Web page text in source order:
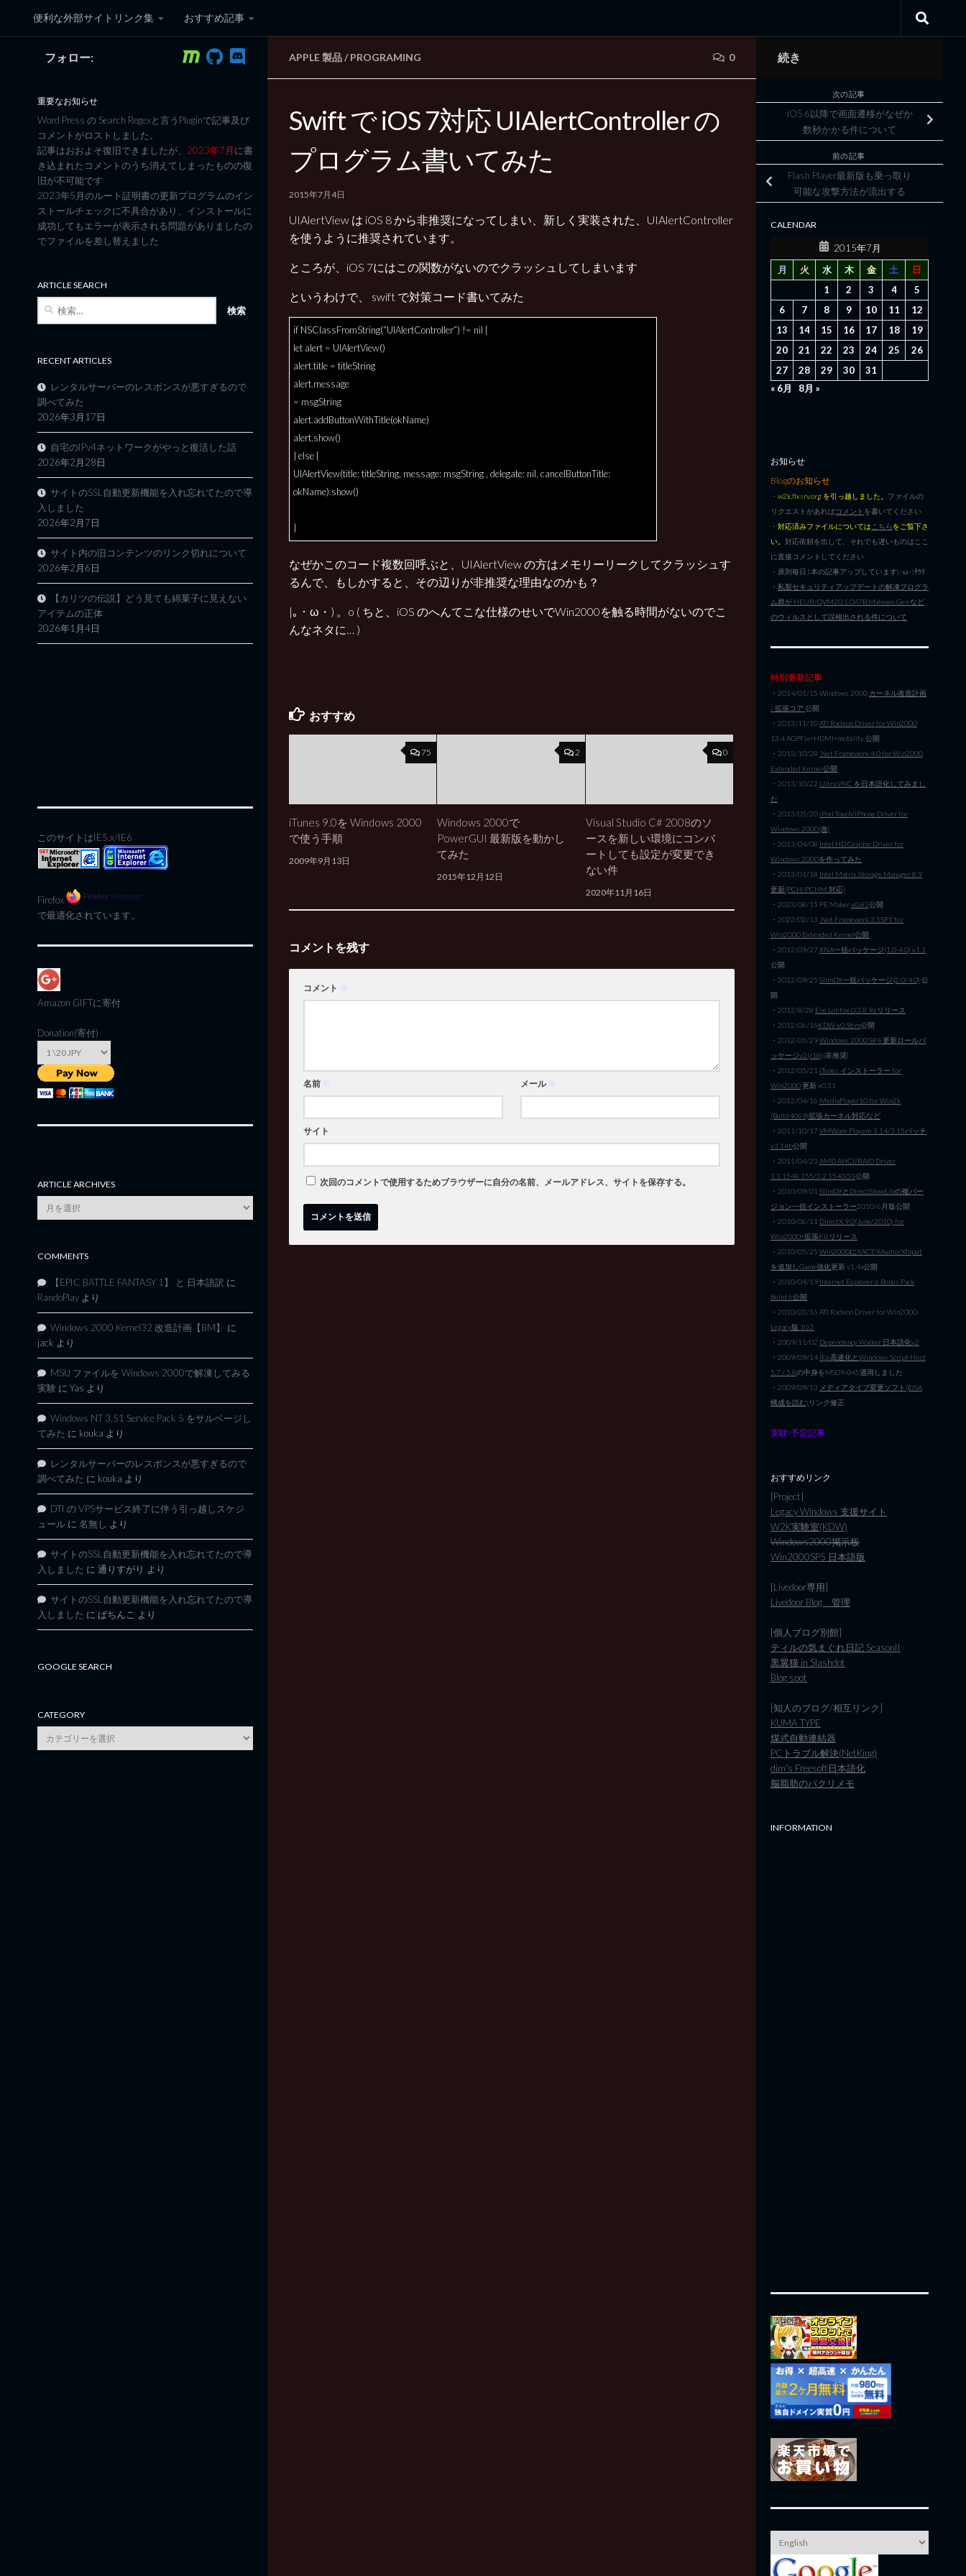
コンテンツへスキップ
便利な外部サイトリンク集 おすすめ記事
黒翼猫のコンピュータ日記 3rd Edition
APPLE 製品/ PROGRAMING 0
Swift で iOS 7対応 UIAlertController の
プログラム書いてみた
2015年7月4日
UIAlertView は iOS 8 から非推奨になってしまい、新しく実装された、UIAlertController
を使うように推奨されています。
ところが、iOS 7にはこの関数がないのでクラッシュしてしまいます
というわけで、 swift で対策コード書いてみた
if NSClassFromString(“UIAlertController”) != nil {
let alert = UIAlertView()
alert.title = titleString
alert.message
= msgString
alert.addButtonWithTitle(okName)
alert.show()
} else {
UIAlertView(title: titleString, message: msgString , delegate: nil, cancelButtonTitle:
okName).show()
}
なぜかこのコード複数回呼ぶと、UIAlertView の方はメモリーリークしてクラッシュす
るんで、もしかすると、その辺りが非推奨な理由なのかも？
|｡・ω・) 。o ( ちと、iOS のへんてこな仕様のせいでWin2000を触る時間がないのでこ
んなネタに… )
おすすめ
75
iTunes 9.0を Windows 2000
で使う手順
2009年9月13日
2
Windows 2000で
PowerGUI 最新版を動かし
てみた
2015年12月12日
0
Visual Studio C# 2008のソ
ースを新しい環境にコンバ
ートしても設定が変更でき
ない件
2020年11月16日
コメントを残す
コメント ※
名前 ※ メール ※
サイト
次回のコメントで使用するためブラウザーに自分の名前、メールアドレス、サイトを保存する。
フォロー:
重要なお知らせ
Word Press の Search Regexと言うPluginで記事及び
コメントがロストしました。
記事はおおよそ復旧できましたが、 2023年7月に書
き込まれたコメントのうち消えてしまったものの復
旧が不可能です
2023年5月のルート証明書の更新プログラムのイン
ストールチェックに不具合があり、インストールに
成功してもエラーが表示される問題がありましたの
でファイルを差し替えました
ARTICLE SEARCH
RECENT ARTICLES
レンタルサーバーのレスポンスが悪すぎるので
調べてみた
2026年3月17日
自宅のIPv4ネットワークがやっと復活した話
2026年2月28日
サイトのSSL自動更新機能を入れ忘れてたので導
入しました
2026年2月7日
サイト内の旧コンテンツのリンク切れについて
2026年2月6日
【カリツの伝説】どう見ても綿菓子に見えない
アイテムの正体
2026年1月4日
このサイトはIE5.x/IE6
Firefox
で最適化されています。
Amazon GIFTに寄付
Donation(寄付)
ARTICLE ARCHIVES
Article
Archives
COMMENTS
【EPIC BATTLE FANTASY 1】 と 日本語訳 に
RandoPlay より
Windows 2000 Kernel32 改造計画【BM】
に
jack より
MSU ファイルを Windows 2000で解凍してみる
実験 に Yas より
Windows NT 3.51 Service Pack 5 をサルベージし
てみた に kouka より
レンタルサーバーのレスポンスが悪すぎるので
調べてみた に kouka より
DTI の VPSサービス終了に伴う引っ越しスケジ
ュール に 名無し より
サイトのSSL自動更新機能を入れ忘れてたので導
入しました に 通りすがり より
サイトのSSL自動更新機能を入れ忘れてたので導
入しました に ぱちんこ より
GOOGLE SEARCH
CATEGORY
category
続き
次の記事
iOS 6以降で画面遷移がなぜか
数秒かかる件について
前の記事
Flash Player最新版も乗っ取り
可能な攻撃方法が流出する
CALENDAR
2015年7月
月
火 水 木 金 土
日
1
2 3 4
5
6
7 8 9 10 11
12
13
14 15 16 17 18
19
20
21 22 23 24 25
26
27
28 29 30
31
« 6月
8月 »
お知らせ
Blogのお知らせ
・ w2k.flxsrv.org を引っ越しました。 ファイルの
リクエストがあればコメント を書いてください
・ 対応済みファイルについては こちらをご覧下さ
い。 対応依頼を出して、それでも遅いものはここ
に直接コメントしてください
・原則毎日1本の記事アップしています|･ω･)ﾁﾗﾘ
・ 私製セキュリティアップデートの解凍プログラ
ム群が HEUR/QVM20.1.0A7B.Malware.Gen など
のウィルスとして誤検出される件について
特別更新記事
・2014/01/15 Windows 2000 カーネル改造計画
/ 拡張コア 公開
・2013/11/10ATI Radeon Driver for Win2000
13.4 AGPFix+HDMI+mobility 公開
・2013/10/28 .Net Framework 4.0 for Win2000
Extended Kernel公開
・2013/10/22 Ultra VNC を日本語化してみまし
た
・2013/05/20 iPod Touch/iPhone Driver for
Windows 2000(改)
・2013/04/08 Intel HD Graphic Driver for
Windows 2000を作ってみた
・2013/01/18 Intel Matrix Storage Manager 8.9
更新(PCH/PCHM 対応)
・2023/08/15 PE Makerv0.83公開
・2022/02/13 .Net Framework 3.5SP1 for
Win2000 Extended Kernel公開
・2012/09/27XNA一括パッケージ(1.0-4.0) v1.1
公開
・2012/09/25 SlimDX一括パッケージ(2.0/4.0) 公
開
・2012/8/28 Ese Lolifox 0.3.8.9a リリース
・2012/06/16KDW v0.96m公開
・2012/05/29Windows 2000 SP4 更新ロールパ
ッケージv2(r18)(非推奨)
・2012/05/21 iTunes インストーラー for
Win2000更新 v0.31
・2012/04/16 MediaPlayer10 for Win2k
(Build4069)拡張カーネル対応など
・2011/10/17VMWare Playere 3.14/3.15パッチ
v3.14b公開
・2011/04/23 AMD AHCI/RAID Driver
3.1.1548.155/3.2.1540.53公開
・2010/09/01 SlimDXとDirectShowLibの複バー
ジョン一括インストーラー2010/6月版公開
・2010/06/11 DirectX 9.0(June/2010) for
Win2000+拡張Kitリリース
・2010/05/25 Win2000にXACT/XAudio/XInput
を追加しGame強化更新 v1.4a公開
・2010/04/19 Internet Explorer 6 Bonus Pack
Build 6公開
・2010/03/16 ATI Radeon Driver for Win2000
Legacy版 10.2
・2009/11/02 Dependency Walker 日本語化v2
・2009/09/14 IE6高速化とWindows Script Host
5.7 / 5.8の中身をMS09-045適用しました
・2009/09/13 メディアタイプ変更ソフト(EISA
構成を読む) リンク修正
実験/予定記事
おすすめリンク
[Project]
Legacy Windows 支援サイト
W2K実験室(KDW)
Windows2000掲示板
Win2000SP5 日本語版
[Livedoor専用]
Livedoor Blog 管理
[個人ブログ別館]
ティルの気まぐれ日記 SeasonII
黒翼猫 in Slashdot
Blog spot
[知人のブログ/相互リンク]
KUMA TYPE
煤式自動連結器
PCトラブル解決(NetKing)
dim's Freesoft日本語化
脳脂肪のパクリメモ
INFORMATION